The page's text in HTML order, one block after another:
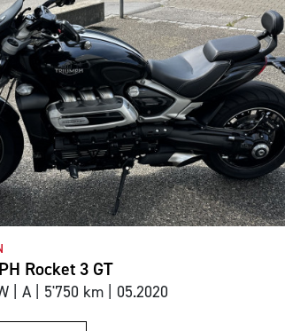
Rocket 3 GT
| A | 5'750 km | 05.2020